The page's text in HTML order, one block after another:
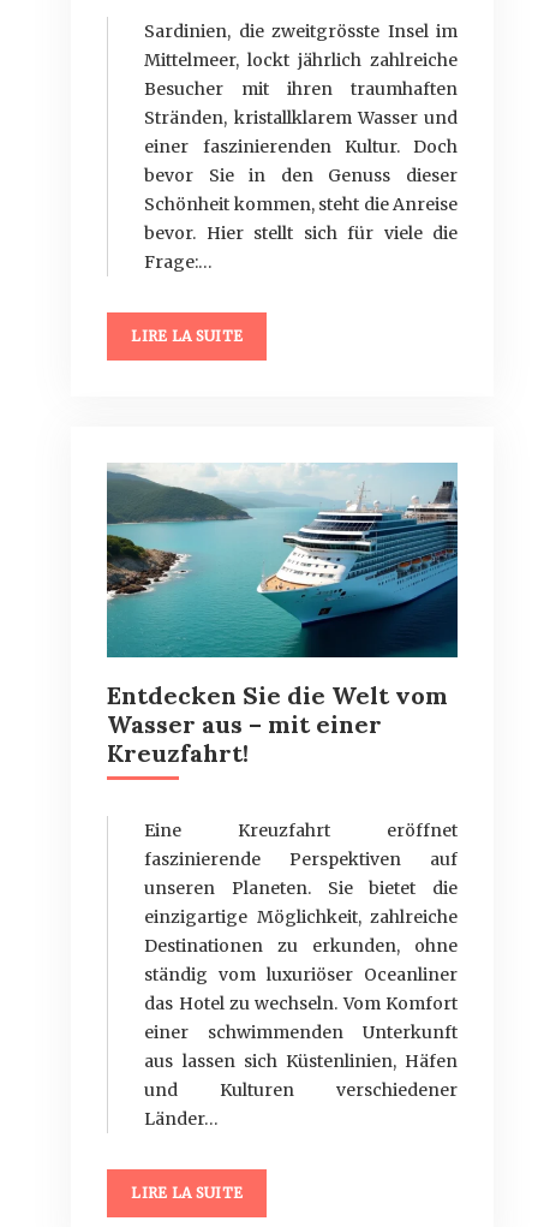
Sardinien, die zweitgrösste Insel im
Mittelmeer, lockt jährlich zahlreiche
Besucher mit ihren traumhaften
Stränden, kristallklarem Wasser und
einer faszinierenden Kultur. Doch
bevor Sie in den Genuss dieser
Schönheit kommen, steht die Anreise
bevor. Hier stellt sich für viele die
Frage:…
LIRE LA SUITE
Entdecken Sie die Welt vom
Wasser aus – mit einer
Kreuzfahrt!
Eine Kreuzfahrt eröffnet
faszinierende Perspektiven auf
unseren Planeten. Sie bietet die
einzigartige Möglichkeit, zahlreiche
Destinationen zu erkunden, ohne
ständig vom luxuriöser Oceanliner
das Hotel zu wechseln. Vom Komfort
einer schwimmenden Unterkunft
aus lassen sich Küstenlinien, Häfen
und Kulturen verschiedener
Länder…
LIRE LA SUITE